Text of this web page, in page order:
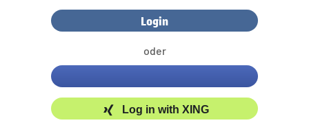
oder
Log in with XING